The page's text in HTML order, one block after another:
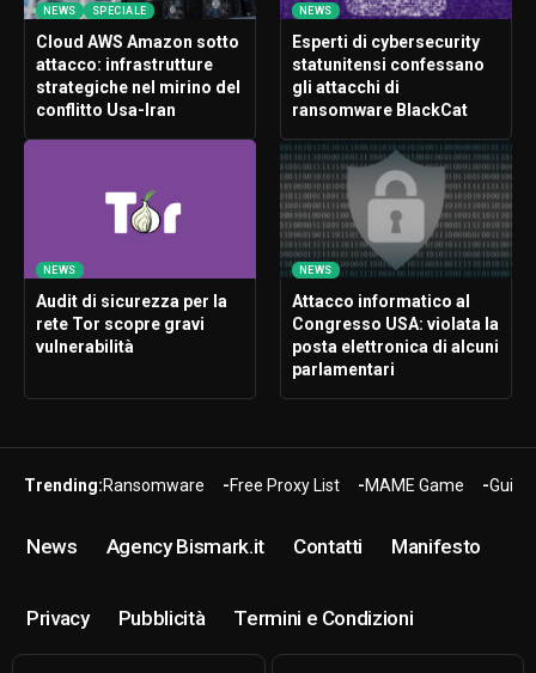
NEWS SPECIALE
Cloud AWS Amazon sotto
attacco: infrastrutture
strategiche nel mirino del
conflitto Usa-Iran
NEWS
Esperti di cybersecurity
statunitensi confessano
gli attacchi di
ransomware BlackCat
NEWS
Audit di sicurezza per la
rete Tor scopre gravi
vulnerabilità
NEWS
Attacco informatico al
Congresso USA: violata la
posta elettronica di alcuni
parlamentari
Trending:Ransomware Free Proxy List MAME Game Guide
News Agency Bismark.it Contatti Manifesto
Privacy Pubblicità Termini e Condizioni